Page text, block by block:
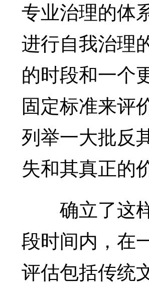
专业治理的体
进行自我治理
的时段和一个
固定标准来评
列举一大批反
失和其真正的
确立了这样
段时间内，在
评估包括传统